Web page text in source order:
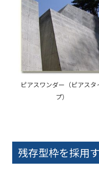
ピアスワンダー（ピアスタ
プ）
残存型枠を採用